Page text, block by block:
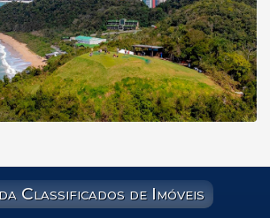
Classificados de Imóveis